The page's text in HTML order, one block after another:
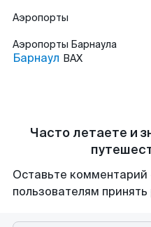
Аэропорты
Аэропорты Барнаула
Барнаул BAX
Часто летаете и
Оставьте
пользователям